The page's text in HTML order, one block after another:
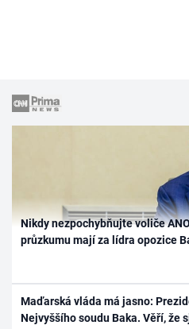
Nikdy nezpochybňujte voliče
průzkumu mají za lídra opozice
Maďarská vláda má jasno:
Nejvyššího soudu Baka. Věří, že